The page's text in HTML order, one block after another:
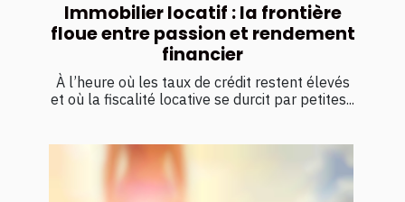
Immobilier locatif : la frontière
floue entre passion et rendement
financier
À l’heure où les taux de crédit restent élevés
et où la fiscalité locative se durcit par petites...